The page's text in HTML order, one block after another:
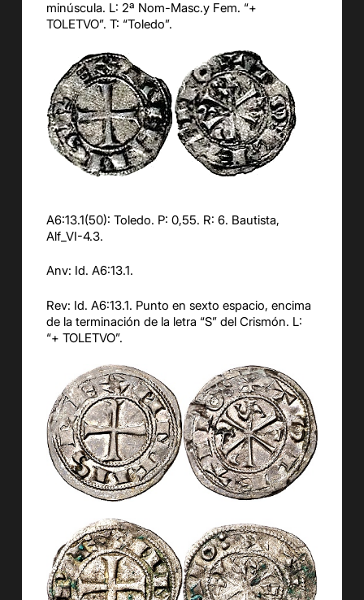
minúscula. L: 2ª Nom-Masc.y Fem. “+
TOLETVO”. T: “Toledo”.
A6:13.1(50): Toledo. P: 0,55. R: 6. Bautista,
Alf_VI-4.3.
Anv: Id. A6:13.1.
Rev: Id. A6:13.1. Punto en sexto espacio, encima
de la terminación de la letra “S” del Crismón. L:
“+ TOLETVO”.